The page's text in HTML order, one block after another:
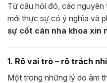
Từ câu hỏi đó, các
mới thực sự có ý nghĩa và
sự cốt cán nha khoa xin
1. Rõ vai trò – rõ trách
Một trong những lý do âm